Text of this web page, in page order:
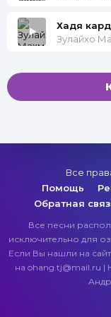
Хадя
Зулайхо
Все
Помощь
Обратная
Все песни
исключительно для
Если Вы нашли на
на ohang.tj@mail.ru |